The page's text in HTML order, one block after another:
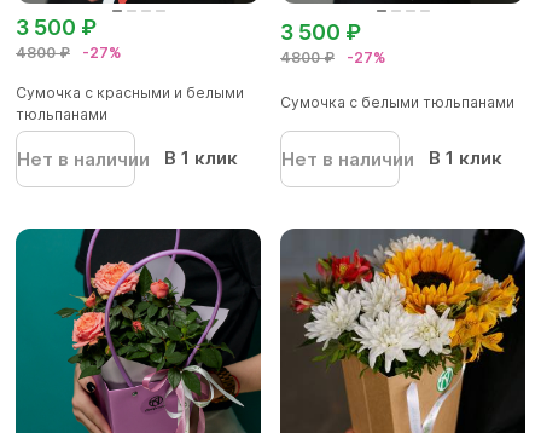
4800 ₽ -27%
3 500 ₽
Сумочка с красными и белыми
тюльпанами
Нет в наличии В 1 клик
4800 ₽ -27%
3 500 ₽
Сумочка с белыми тюльпанами
Нет в наличии В 1 клик